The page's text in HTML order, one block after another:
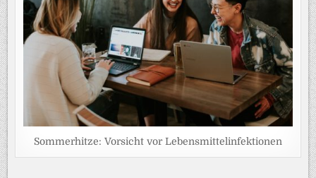
Sommerhitze: Vorsicht vor Lebensmittelinfektionen